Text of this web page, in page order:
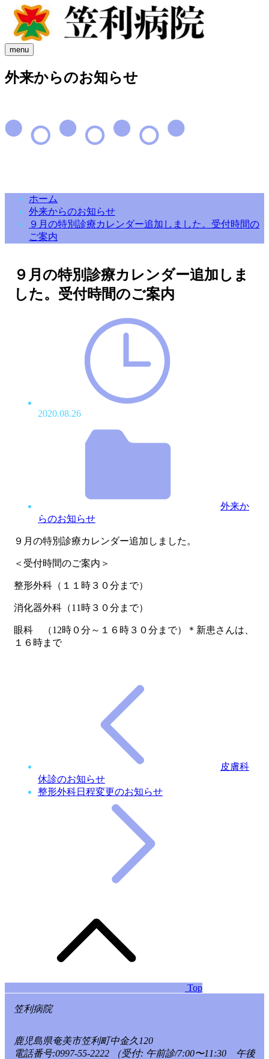
menu
外来からのお知らせ
ホーム
外来からのお知らせ
９月の特別診療カレンダー追加しました。受付時間の
ご案内
９月の特別診療カレンダー追加しま
した。受付時間のご案内
2020.08.26
外来か
らのお知らせ
９月の特別診療カレンダー追加しました。
＜受付時間のご案内＞
整形外科（１１時３０分まで）
消化器外科（11時３０分まで）
眼科 （12時０分～１６時３０分まで）＊新患さんは、
１６時まで
皮膚科
休診のお知らせ
整形外科日程変更のお知らせ
Top
笠利病院
鹿児島県奄美市笠利町中金久120
電話番号:0997-55-2222
（受付: 午前診/7:00〜11:30 午後